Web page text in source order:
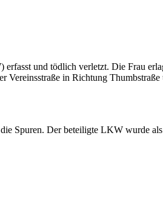
und tödlich verletzt. Die Frau
in Richtung
Spuren. Der beteiligte LKW wurde